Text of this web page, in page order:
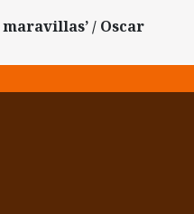
maravillas’ / Oscar